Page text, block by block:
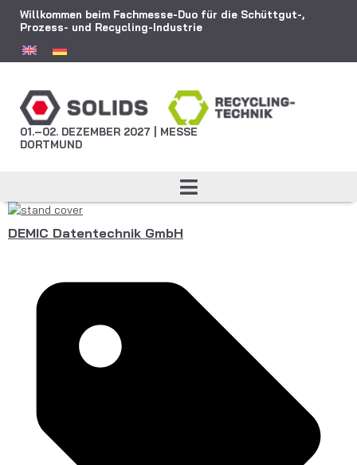
Willkommen beim Fachmesse-Duo für die Schüttgut-,
Prozess- und Recycling-Industrie
01.–02. DEZEMBER 2027 | MESSE
DORTMUND
DEMIC Datentechnik GmbH